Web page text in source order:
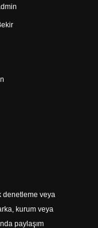
denetleme veya
kurum veya
paylaşım